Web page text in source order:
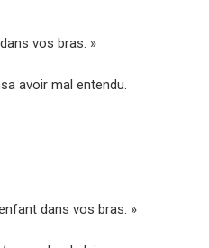
vos bras. »
avoir mal entendu.
dans vos bras. »